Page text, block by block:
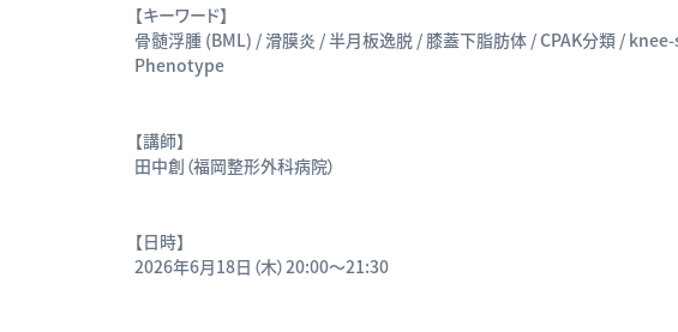
【キーワード】
骨髄浮腫 (BML) / 滑膜炎 / 半月板逸脱 / 膝蓋下脂肪体 / CPAK分類 /
Phenotype
【講師】
田中創（福岡整形外科病院）
【日時】
2026年6月18日（木）20:00〜21:30